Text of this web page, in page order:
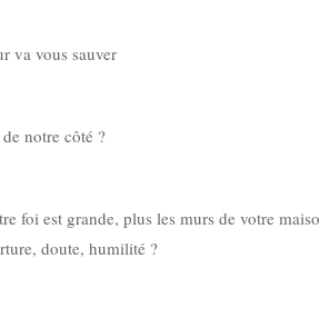
va vous sauver
notre côté ?
foi est grande, plus les murs de votre
doute, humilité ?